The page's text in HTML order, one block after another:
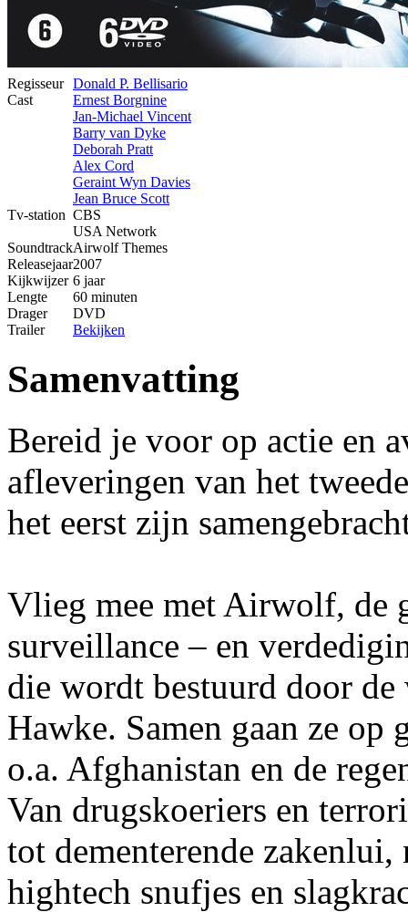
Regisseur Donald P. Bellisario
Cast
Ernest Borgnine
Jan-Michael Vincent
Barry van Dyke
Deborah Pratt
Alex Cord
Geraint Wyn Davies
Jean Bruce Scott
Tv-station CBS
USA Network
SoundtrackAirwolf Themes
Releasejaar2007
Kijkwijzer 6 jaar
Lengte
60 minuten
Drager
DVD
Trailer
Bekijken
Samenvatting
Bereid je voor op actie en
afleveringen van het
het eerst zijn
Vlieg mee met Airwolf, de
surveillance – en
die wordt bestuurd door
Hawke. Samen gaan ze op
o.a. Afghanistan en de
Van drugskoeriers en
tot dementerende zakenlui,
hightech snufjes en